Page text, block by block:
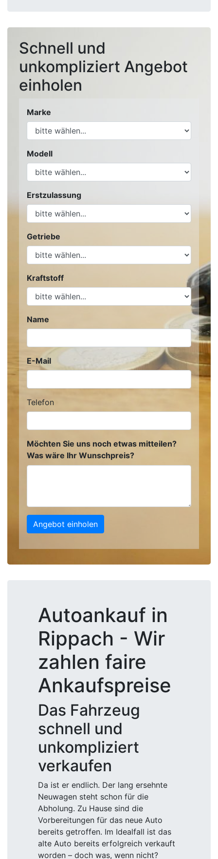
Schnell und
unkompliziert Angebot
einholen
Marke
Modell
Erstzulassung
Getriebe
Kraftstoff
Name
E-Mail
Telefon
Möchten Sie uns noch etwas mitteilen?
Was wäre Ihr Wunschpreis?
Angebot einholen
Autoankauf in
Rippach - Wir
zahlen faire
Ankaufspreise
Das Fahrzeug
schnell und
unkompliziert
verkaufen
Da ist er endlich. Der lang ersehnte
Neuwagen steht schon für die
Abholung. Zu Hause sind die
Vorbereitungen für das neue Auto
bereits getroffen. Im Idealfall ist das
alte Auto bereits erfolgreich verkauft
worden – doch was, wenn nicht?